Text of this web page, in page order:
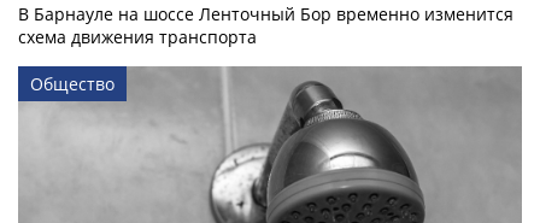
В Барнауле на шоссе Ленточный Бор временно изменится
схема движения транспорта
Общество